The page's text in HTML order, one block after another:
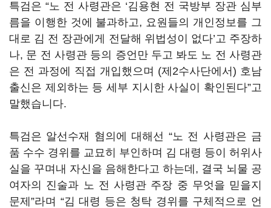
특검은 “노 전 사령관은 ‘김용현 전 국방부 장관 심부
름을 이행한 것에 불과하고, 요원들의 개인정보를 그
대로 김 전 장관에게 전달해 위법성이 없다’고 주장하
나, 문 전 사령관 등의 증언만 두고 봐도 노 전 사령관
은 전 과정에 직접 개입했으며 (제2수사단에서) 호남
출신은 제외하는 등 세부 지시한 사실이 확인된다”고
말했습니다.
특검은 알선수재 혐의에 대해선 “노 전 사령관은 금
품 수수 경위를 교묘히 부인하며 김 대령 등이 허위사
실을 꾸며내 자신을 음해한다고 하는데, 결국 뇌물 공
여자의 진술과 노 전 사령관 주장 중 무엇을 믿을지
문제”라며 “김 대령 등은 청탁 경위를 구체적으로 언